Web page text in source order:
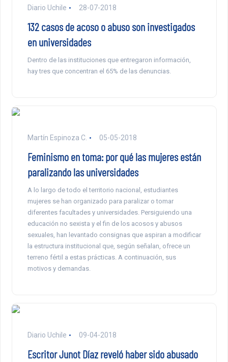
Diario Uchile 28-07-2018
132 casos de acoso o abuso son investigados
en universidades
Dentro de las instituciones que entregaron información,
hay tres que concentran el 65% de las denuncias.
Martín Espinoza C. 05-05-2018
Feminismo en toma: por qué las mujeres están
paralizando las universidades
A lo largo de todo el territorio nacional, estudiantes
mujeres se han organizado para paralizar o tomar
diferentes facultades y universidades. Persiguiendo una
educación no sexista y el fin de los acosos y abusos
sexuales, han levantado consignas que aspiran a modificar
la estructura institucional que, según señalan, ofrece un
terreno fértil a estas prácticas. A continuación, sus
motivos y demandas.
Diario Uchile 09-04-2018
Escritor Junot Díaz reveló haber sido abusado